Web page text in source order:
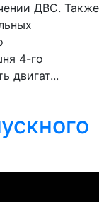
ДВС. Также
4-го
двигат...